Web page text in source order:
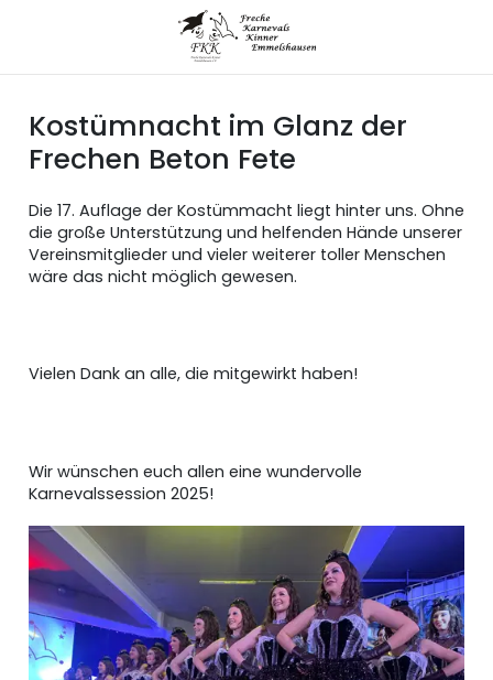
Kostümnacht im Glanz der
Frechen Beton Fete
Die 17. Auflage der Kostümmacht liegt hinter uns. Ohne
die große Unterstützung und helfenden Hände unserer
Vereinsmitglieder und vieler weiterer toller Menschen
wäre das nicht möglich gewesen.
Vielen Dank an alle, die mitgewirkt haben!
Wir wünschen euch allen eine wundervolle
Karnevalssession 2025!